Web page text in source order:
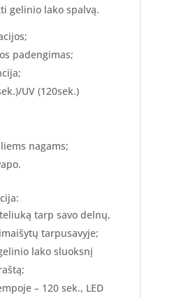
gelinio lako spalvą.
padengimas;
UV (120sek.)
nagams;
tarp savo delnų,
tarpusavyje;
lako sluoksnį
– 120 sek., LED